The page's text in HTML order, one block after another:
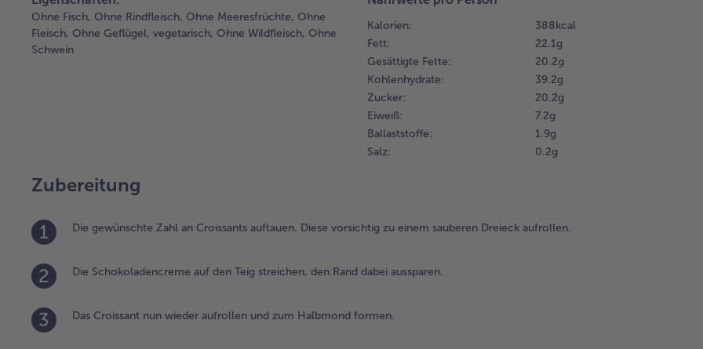
Ohne Fisch, Ohne Rindfleisch, Ohne Meeresfrüchte, Ohne
Fleisch, Ohne Geflügel, vegetarisch, Ohne Wildfleisch, Ohne
Schwein
Kalorien:
388 kcal
Fett:
22.1 g
Gesättigte Fette:
20.2 g
Kohlenhydrate:
39.2 g
Zucker:
20.2 g
Eiweiß:
7.2 g
Ballaststoffe:
1.9 g
Salz:
0.2 g
Zubereitung
1 Die gewünschte Zahl an Croissants auftauen. Diese vorsichtig zu einem sauberen Dreieck aufrollen.
2 Die Schokoladencreme auf den Teig streichen, den Rand dabei aussparen.
3 Das Croissant nun wieder aufrollen und zum Halbmond formen.